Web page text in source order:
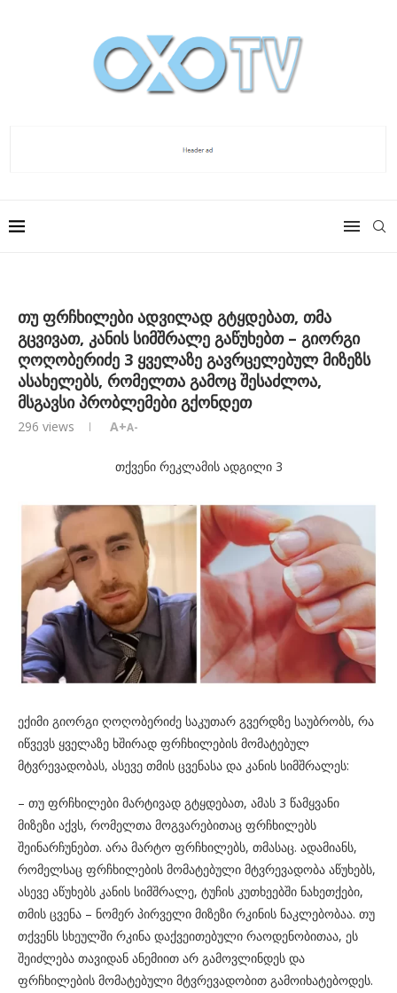
თუ ფრჩხილები ადვილად გტყდებათ, თმა
გცვივათ, კანის სიმშრალე გაწუხებთ – გიორგი
ღოღობერიძე 3 ყველაზე გავრცელებულ მიზეზს
ასახელებს, რომელთა გამოც შესაძლოა,
მსგავსი პრობლემები გქონდეთ
296 views A+A-
თქვენი რეკლამის ადგილი 3
ექიმი გიორგი ღოღობერიძე საკუთარ გვერდზე საუბრობს, რა
იწვევს ყველაზე ხშირად ფრჩხილების მომატებულ
მტვრევადობას, ასევე თმის ცვენასა და კანის სიმშრალეს:
– თუ ფრჩხილები მარტივად გტყდებათ, ამას 3 წამყვანი
მიზეზი აქვს, რომელთა მოგვარებითაც ფრჩხილებს
შეინარჩუნებთ. არა მარტო ფრჩხილებს, თმასაც. ადამიანს,
რომელსაც ფრჩხილების მომატებული მტვრევადობა აწუხებს,
ასევე აწუხებს კანის სიმშრალე, ტუჩის კუთხეებში ნახეთქები,
თმის ცვენა – ნომერ პირველი მიზეზი რკინის ნაკლებობაა. თუ
თქვენს სხეულში რკინა დაქვეითებული რაოდენობითაა, ეს
შეიძლება თავიდან ანემიით არ გამოვლინდეს და
ფრჩხილების მომატებული მტვრევადობით გამოიხატებოდეს.